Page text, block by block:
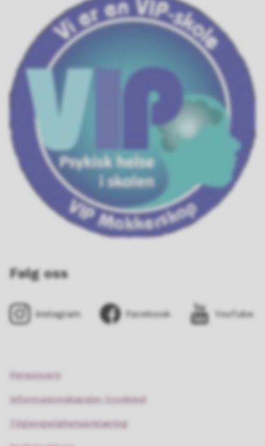
Følg oss
Instagram Facebook YouTube
Personvern
Informasjonskapsler (cookies)
Tilgjengelighetserklæring